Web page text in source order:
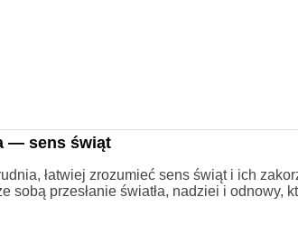
— sens świąt
łatwiej zrozumieć sens świąt i ich
sobą przesłanie światła, nadziei i odnowy,